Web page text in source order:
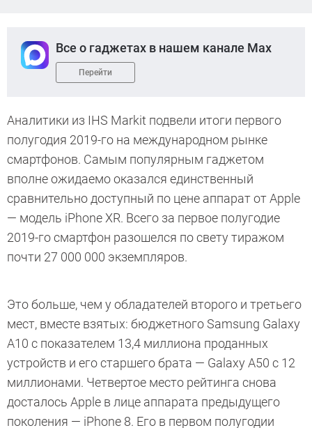
Все о гаджетах в нашем канале Max
Перейти
Аналитики из IHS Markit подвели итоги первого
полугодия 2019-го на международном рынке
смартфонов. Самым популярным гаджетом
вполне ожидаемо оказался единственный
сравнительно доступный по цене аппарат от Apple
— модель iPhone XR. Всего за первое полугодие
2019-го смартфон разошелся по свету тиражом
почти 27 000 000 экземпляров.
Это больше, чем у обладателей второго и третьего
мест, вместе взятых: бюджетного Samsung Galaxy
A10 с показателем 13,4 миллиона проданных
устройств и его старшего брата — Galaxy A50 с 12
миллионами. Четвертое место рейтинга снова
досталось Apple в лице аппарата предыдущего
поколения — iPhone 8. Его в первом полугодии